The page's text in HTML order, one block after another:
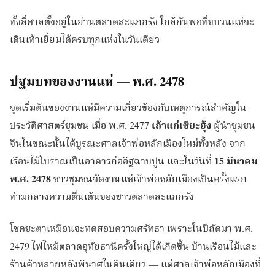
ทั้งสี่ศาลตั้งอยู่ในย่านตลาดสะแกกรัง ใกล้กันพอที่ขบวนแห่จะ
เดินเท้าเยี่ยมได้ครบทุกแห่งในวันเดียว
ปฐมบทของงานแห่ — พ.ศ. 2478
จุดเริ่มต้นของงานแห่มีความเกี่ยวข้องกับเหตุการณ์สำคัญใน
ประวัติศาสตร์ชุมชน เมื่อ พ.ศ. 2477 เถ้าแก่เซียะฮุ้งผู้นำชุมชน
จีนในขณะนั้นได้บูรณะศาลเจ้าพ่อหลักเมืองใหม่ทั้งหลัง จาก
เรือนไม้โบราณเป็นอาคารก่ออิฐฉาบปูน และในวันที่ 15 มีนาคม
พ.ศ. 2478ชาวชุมชนจัดงานแห่เจ้าพ่อหลักเมืองเป็นครั้งแรก
ท่ามกลางความตื่นเต้นของชาวตลาดสะแกกรัง
โชคชะตาเหมือนจะทดสอบความศรัทธา เพราะในปีถัดมา พ.ศ.
2479 ไฟไหม้ตลาดอุทัยธานีครั้งใหญ่ได้เกิดขึ้น บ้านเรือนไม้และ